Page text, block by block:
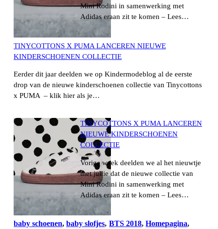
Mini Rodini in samenwerking met
Adidas eraan zit te komen – Lees…
TINYCOTTONS X PUMA LANCEREN NIEUWE
KINDERSCHOENEN COLLECTIE
Eerder dit jaar deelden we op Kindermodeblog al de eerste
drop van de nieuwe kinderschoenen collectie van Tinycottons
x PUMA – klik hier als je…
TINYCOTTONS X PUMA LANCEREN
NIEUWE KINDERSCHOENEN
COLLECTIE
Vorige week deelden we al het nieuwtje
met jullie dat de nieuwe collectie van
Mini Rodini in samenwerking met
Adidas eraan zit te komen – Lees…
baby schoenen, baby slofjes BTS 2018, Homepagina